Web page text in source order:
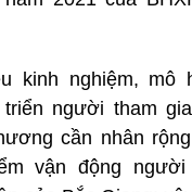
kinh nghiệm, mô
người tham
cần nhân
vận động